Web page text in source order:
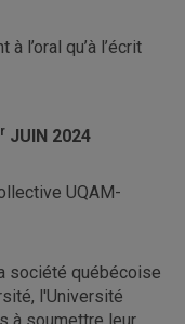
l’oral qu’à l’écrit
JUIN 2024
UQAM-
société québécoise
l'Université